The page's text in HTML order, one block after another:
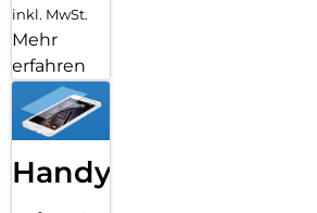
inkl. MwSt.
Mehr
erfahren
Handy